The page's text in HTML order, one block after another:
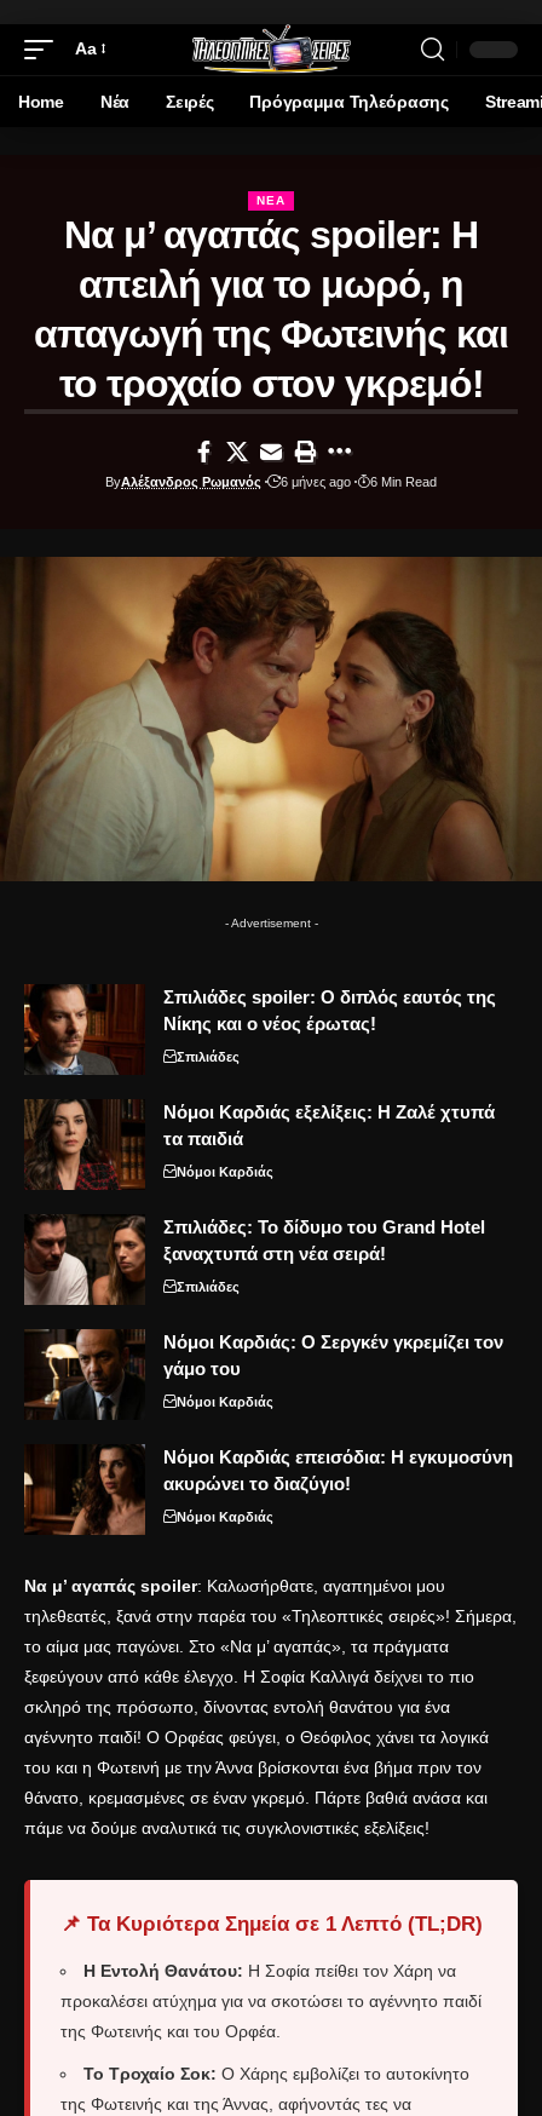
Aa
Home Νέα Σειρές Πρόγραμμα Τηλεόρασης
ΝΈΑ
Να μ’ αγαπάς spoiler: Η
απειλή για το μωρό, η
απαγωγή της Φωτεινής και
το τροχαίο στον γκρεμό!
ByΑλέξανδρος Ρωμανός 6 μήνες ago 6 Min Read
- Advertisement -
Σπιλιάδες spoiler: Ο διπλός εαυτός της
Νίκης και ο νέος έρωτας!
Σπιλιάδες
Νόμοι Καρδιάς εξελίξεις: Η Ζαλέ χτυπά
τα παιδιά
Νόμοι Καρδιάς
Σπιλιάδες: Το δίδυμο του Grand Hotel
ξαναχτυπά στη νέα σειρά!
Σπιλιάδες
Νόμοι Καρδιάς: Ο Σεργκέν γκρεμίζει τον
γάμο του
Νόμοι Καρδιάς
Νόμοι Καρδιάς επεισόδια: Η εγκυμοσύνη
ακυρώνει το διαζύγιο!
Νόμοι Καρδιάς
Να μ’ αγαπάς spoiler: Καλωσήρθατε, αγαπημένοι μου
τηλεθεατές, ξανά στην παρέα του «Τηλεοπτικές σειρές»! Σήμερα,
το αίμα μας παγώνει. Στο «Να μ’ αγαπάς», τα πράγματα
ξεφεύγουν από κάθε έλεγχο. Η Σοφία Καλλιγά δείχνει το πιο
σκληρό της πρόσωπο, δίνοντας εντολή θανάτου για ένα
αγέννητο παιδί! Ο Ορφέας φεύγει, ο Θεόφιλος χάνει τα λογικά
του και η Φωτεινή με την Άννα βρίσκονται ένα βήμα πριν τον
θάνατο, κρεμασμένες σε έναν γκρεμό. Πάρτε βαθιά ανάσα και
πάμε να δούμε αναλυτικά τις συγκλονιστικές εξελίξεις!
📌 Τα Κυριότερα Σημεία σε 1 Λεπτό (TL;DR)
Η Εντολή Θανάτου: Η Σοφία πείθει τον Χάρη να
προκαλέσει ατύχημα για να σκοτώσει το αγέννητο παιδί
της Φωτεινής και του Ορφέα.
Το Τροχαίο Σοκ: Ο Χάρης εμβολίζει το αυτοκίνητο
της Φωτεινής και της Άννας, αφήνοντάς τες να